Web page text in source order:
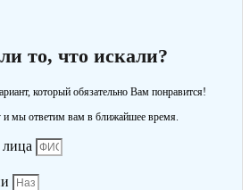
то, что искали?
который обязательно Вам понравится!
и мы ответим вам в ближайшее время.